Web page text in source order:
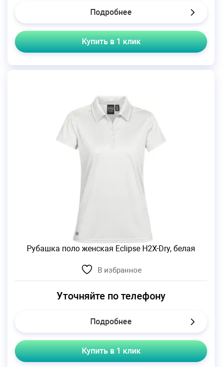
Подробнее
Купить в 1 клик
Рубашка поло женская Eclipse H2X-Dry, белая
В избранное
Уточняйте по телефону
Подробнее
Купить в 1 клик